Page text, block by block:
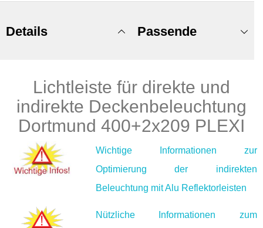
Details
Lichtleiste für direkte und
indirekte Deckenbeleuchtung
Dortmund 400+2x209 PLEXI
Wichtige Informationen zur
Optimierung der indirekten
Beleuchtung mit Alu Reflektorleisten
Nützliche Informationen zum
Passende
Produkte